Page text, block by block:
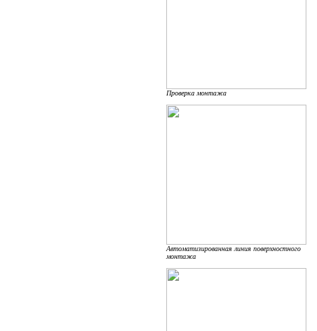
Проверка монтажа
Автоматизированная линия поверхностного
монтажа